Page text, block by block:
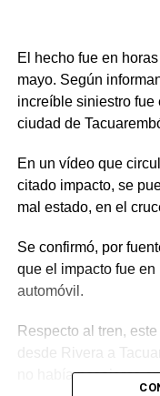
El hecho fue en
mayo. Según
increíble siniestro fue
ciudad de
En un vídeo que
citado impacto, se
mal estado, en el
Se confirmó, por
que el impacto fue
automóvil.
Respecto al tren,
desde Rivera a
no había pasajeros